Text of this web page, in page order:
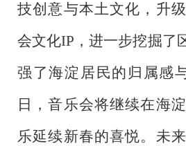
技创意与本土文化，升
会文化IP，进一步挖掘了
强了海淀居民的归属感
日，音乐会将继续在海
乐延续新春的喜悦。未